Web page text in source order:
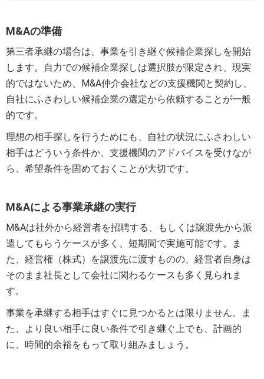
M&Aの準備
第三者承継の場合は、事業を引き継ぐ候補企業探しを開始
します。自力での候補企業探しは選択肢が限定され、現実
的ではないため、M&A仲介会社などの支援機関と契約し、
自社にふさわしい候補企業の選定から依頼することが一般
的です。
理想の相手探しを行うためにも、自社の状況にふさわしい
相手はどういう条件か、支援機関のアドバイスを受けなが
ら、希望条件を固めておくことが大切です。
M&Aによる事業承継の実行
M&Aは社外から経営者を招聘する、もしくは譲渡先から派
遣してもらうケースが多く、短期間で実施可能です。ま
た、経営権（株式）を譲渡先に渡すものの、経営者自身は
そのまま社長として会社に関わるケースも多く見られま
す。
事業を承継する相手はすぐに見つかるとは限りません。ま
た、より良い相手に良い条件で引き継ぐ上でも、計画的
に、時間的余裕をもって取り組みましょう。